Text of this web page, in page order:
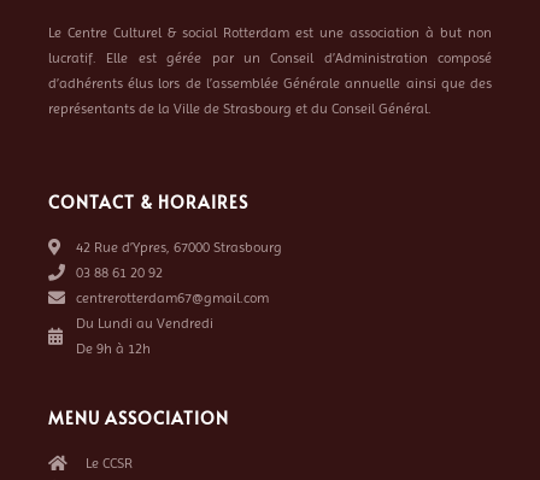
Le Centre Culturel & social Rotterdam est une association à but non
lucratif. Elle est gérée par un Conseil d’Administration composé
d’adhérents élus lors de l’assemblée Générale annuelle ainsi que des
représentants de la Ville de Strasbourg et du Conseil Général.
CONTACT & HORAIRES
42 Rue d’Ypres, 67000 Strasbourg
03 88 61 20 92
centrerotterdam67@gmail.com
Du Lundi au Vendredi
De 9h à 12h
MENU ASSOCIATION
Le CCSR